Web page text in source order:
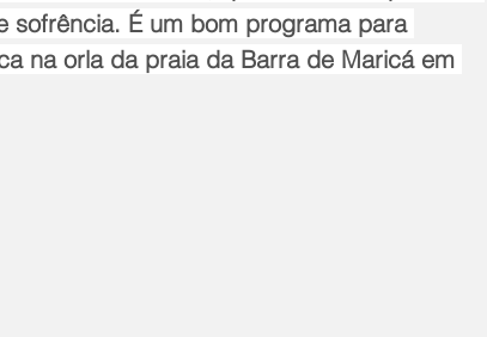
sofrência. É um bom programa para
na orla da praia da Barra de Maricá em